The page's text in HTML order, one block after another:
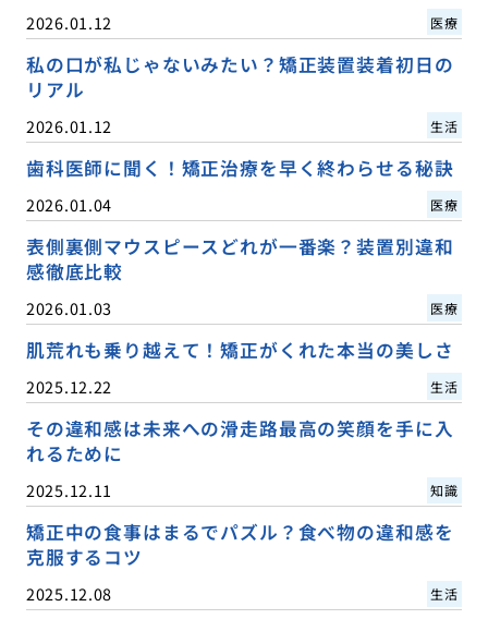
2026.01.12 医療
私の口が私じゃないみたい？矯正装置装着初日の
リアル
2026.01.12 生活
歯科医師に聞く！矯正治療を早く終わらせる秘訣
2026.01.04 医療
表側裏側マウスピースどれが一番楽？装置別違和
感徹底比較
2026.01.03 医療
肌荒れも乗り越えて！矯正がくれた本当の美しさ
2025.12.22 生活
その違和感は未来への滑走路最高の笑顔を手に入
れるために
2025.12.11 知識
矯正中の食事はまるでパズル？食べ物の違和感を
克服するコツ
2025.12.08 生活